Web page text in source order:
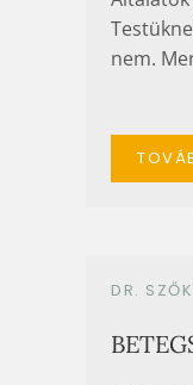
nem.
DR.